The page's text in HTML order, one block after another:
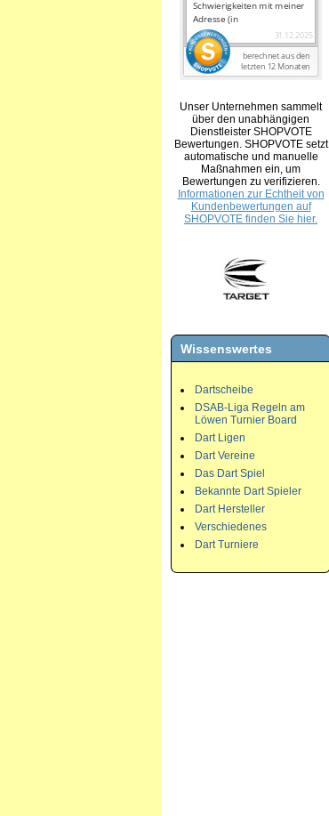
Unser Unternehmen sammelt
über den unabhängigen
Dienstleister SHOPVOTE
Bewertungen. SHOPVOTE setzt
automatische und manuelle
Maßnahmen ein, um
Bewertungen zu verifizieren.
Informationen zur Echtheit von
Kundenbewertungen auf
SHOPVOTE finden Sie hier.
Wissenswertes
Dartscheibe
DSAB-Liga Regeln am
Löwen Turnier Board
Dart Ligen
Dart Vereine
Das Dart Spiel
Bekannte Dart Spieler
Dart Hersteller
Verschiedenes
Dart Turniere